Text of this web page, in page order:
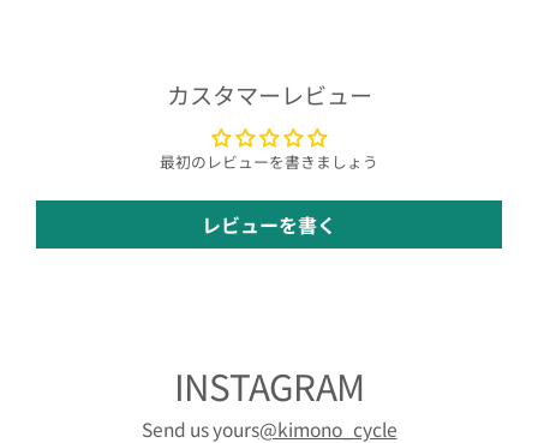
カスタマーレビュー
最初のレビューを書きましょう
レビューを書く
INSTAGRAM
Send us yours@kimono_cycle